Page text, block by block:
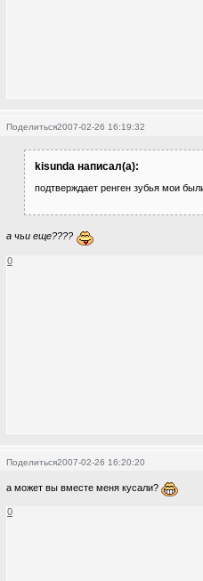
Поделиться2007-02-26 16:19:32
kisunda написал(а):
подтверждает ренген зубья мои
а чьи еще????
0
Поделиться2007-02-26 16:20:20
а может вы вместе меня кусали?
0